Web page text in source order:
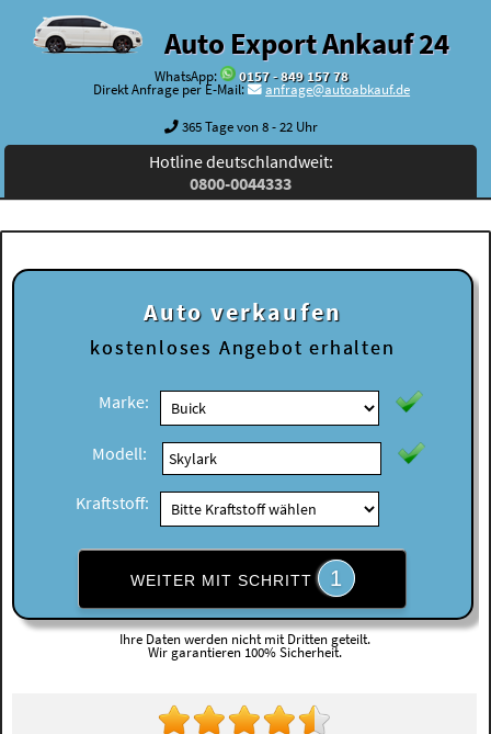
Auto Export Ankauf 24
WhatsApp:
0157 - 849 157 78
Direkt Anfrage per E-Mail:
anfrage@autoabkauf.de
365 Tage von 8 - 22 Uhr
Hotline deutschlandweit:
0800-0044333
Auto verkaufen
kostenloses Angebot erhalten
Marke:
Modell:
Kraftstoff:
WEITER MIT SCHRITT 1
Ihre Daten werden nicht mit Dritten geteilt.
Wir garantieren 100% Sicherheit.